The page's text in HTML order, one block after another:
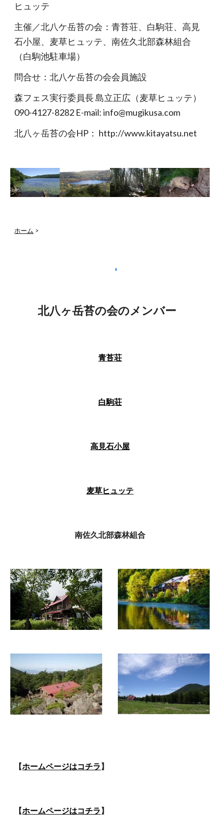
ヒュッテ
主催／北八ケ岳苔の会：青苔荘、白駒荘、高見
石小屋、麦草ヒュッテ、南佐久北部森林組合
（白駒池駐車場）
問合せ：北八ケ岳苔の会会員施設
森フェス実行委員長 島立正広（麦草ヒュッテ）
090-4127-8282 E-mail: info@mugikusa.com
北八ヶ岳苔の会HP： http://www.kitayatsu.net
ホーム ‎ > ‎
北八ヶ岳苔の会のメンバー
青苔荘
白駒荘
高見石小屋
麦草ヒュッテ
南佐久北部森林組合
【ホームページはコチラ 】
【ホームページはコチラ 】